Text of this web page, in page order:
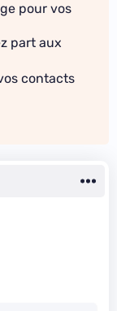
pour vos
part aux
contacts